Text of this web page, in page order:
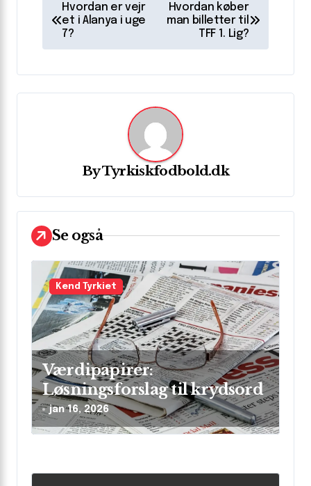
n
d
l
æ
v
i
g
a
t
i
o
n
Hvordan er vejr
et i Alanya i uge
7?
Hvordan køber
man billetter til
TFF 1. Lig?
ByTyrkiskfodbold.dk
Se også
Kend Tyrkiet
Værdipapirer:
Løsningsforslag til krydsord
jan 16, 2026